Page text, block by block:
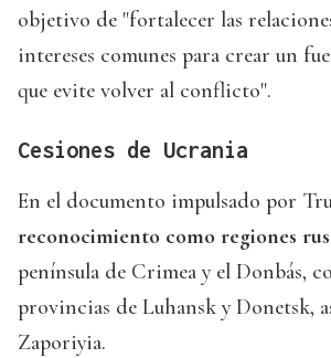
objetivo de "fortalecer las
intereses comunes para crear un
que evite volver al conflicto".
Cesiones de Ucrania
En el documento impulsado por
reconocimiento como regiones
península de Crimea y el Donbás,
provincias de Luhansk y Donetsk,
Zaporiyia.